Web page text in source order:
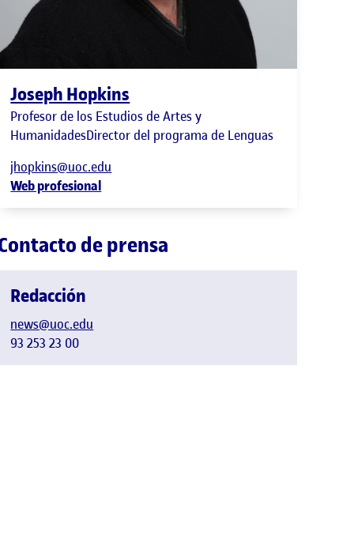
Joseph Hopkins
Profesor de los Estudios de Artes y
HumanidadesDirector del programa de Lenguas
jhopkins@uoc.edu
Web profesional
de prensa
Redacción
news@uoc.edu
93 253 23 00